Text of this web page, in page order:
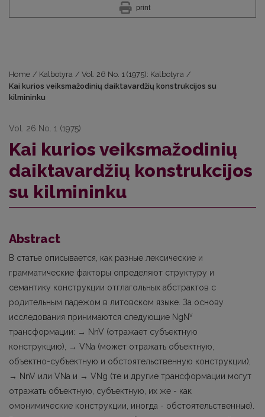
print
Home / Kalbotyra / Vol. 26 No. 1 (1975): Kalbotyra /
Kai kurios veiksmažodinių daiktavardžių konstrukcijos su
kilmininku
Vol. 26 No. 1 (1975)
Kai kurios veiksmažodinių
daiktavardžių konstrukcijos
su kilmininku
Abstract
В статье описывается, как разные лексические и
грамматические факторы определяют структуру и
семантику конструкции отглагольных абстрактов с
родительным падежом в литовском языке. За основу
исследования принимаются следующие NgNv
трансформации: → NnV (отражает субъектную
конструкцию), → VNa (может отражать объектную,
объектно-субъектную и обстоятельственную конструкции),
→ NnV или VNa и → VNg (те и другие трансформации могут
отражать объектную, субъектную, их же - как
омонимические конструкции, иногда - обстоятельственные).